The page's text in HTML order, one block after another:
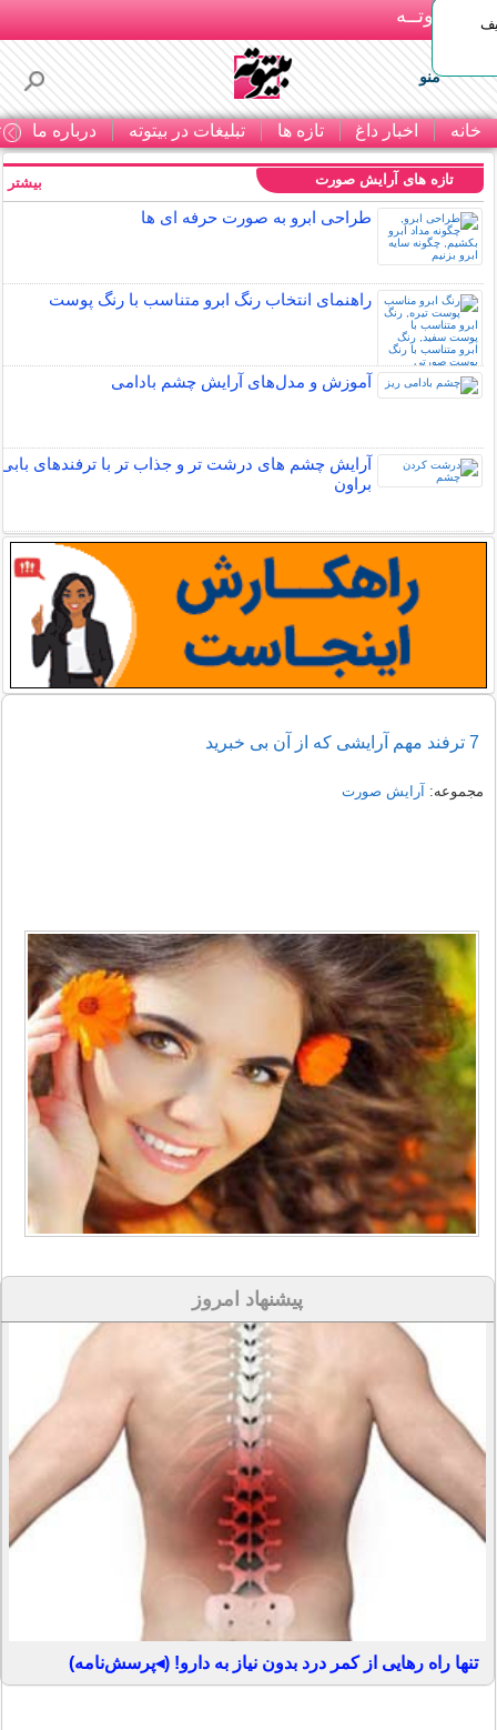
بـیتوتــه
منو
خانه اخبار داغ تازه ها تبلیغات در بیتوته درباره ما
تازه های آرایش صورت
طراحی ابرو به صورت حرفه ای ها
راهنمای انتخاب رنگ ابرو متناسب با رنگ پوست
آموزش و مدل‌های آرایش چشم بادامی
آرایش چشم های درشت تر و جذاب تر با ترفندهای بابی
براون
بیشتر
7 ترفند مهم آرایشی که از آن بی خبرید
مجموعه: آرایش صورت
پیشنهاد امروز
تنها راه رهایی از کمر درد بدون نیاز به دارو! (◂پرسش‌نامه)